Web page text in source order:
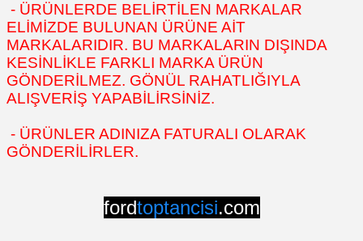
- ÜRÜNLERDE BELİRTİLEN MARKALAR
ELİMİZDE BULUNAN ÜRÜNE AİT
MARKALARIDIR. BU MARKALARIN DIŞINDA
KESİNLİKLE FARKLI MARKA ÜRÜN
GÖNDERİLMEZ. GÖNÜL RAHATLIĞIYLA
ALIŞVERİŞ YAPABİLİRSİNİZ.
- ÜRÜNLER ADINIZA FATURALI OLARAK
GÖNDERİLİRLER.
fordtoptancisi.com